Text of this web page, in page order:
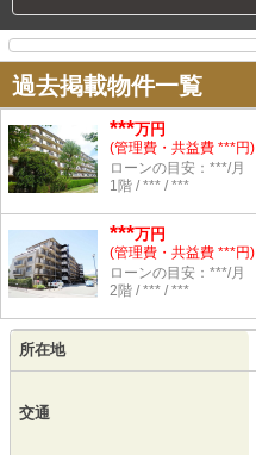
過去掲載物件一覧
***万円
(管理費・共益費 ***円)
ローンの目安：***/月
1階 / *** / ***
***万円
(管理費・共益費 ***円)
ローンの目安：***/月
2階 / *** / ***
所在地
交通